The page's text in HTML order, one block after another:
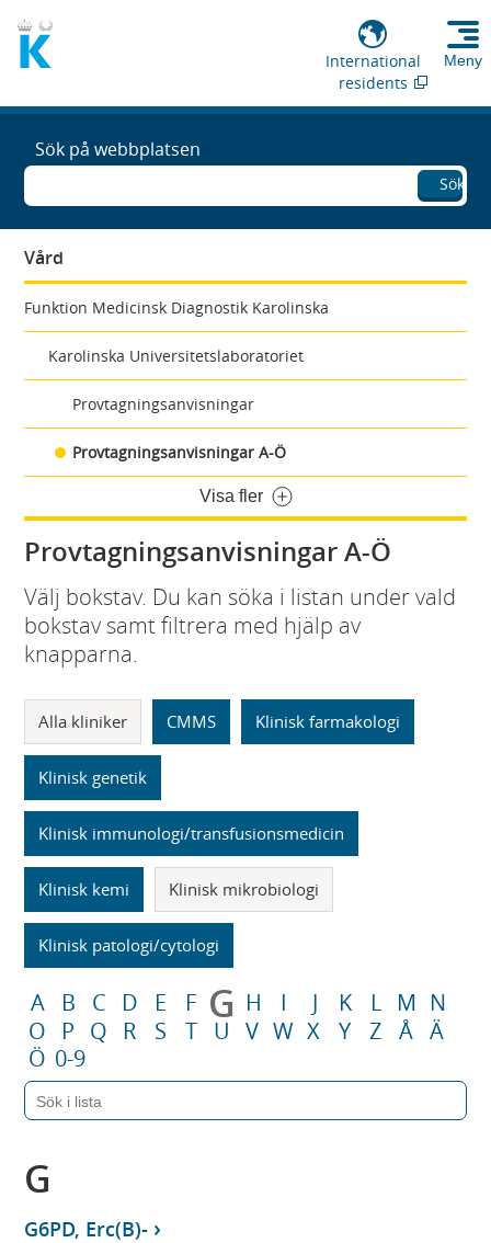
International
residents
Meny
Sök på webbplatsen
Sök
Vård
Funktion Medicinsk Diagnostik Karolinska
Karolinska Universitetslaboratoriet
Provtagningsanvisningar
Provtagningsanvisningar A-Ö
Visa fler
Provtagningsanvisningar A-Ö
Välj bokstav. Du kan söka i listan under vald
bokstav samt filtrera med hjälp av
knapparna.
Alla kliniker CMMS Klinisk farmakologi
Klinisk genetik
Klinisk immunologi/transfusionsmedicin
Klinisk kemi Klinisk mikrobiologi
Klinisk patologi/cytologi
A B C D E F G H I J K L M N
O
P Q R S T U V W X Y Z Å Ä
Ö 0-9
G
G6PD, Erc(B)-